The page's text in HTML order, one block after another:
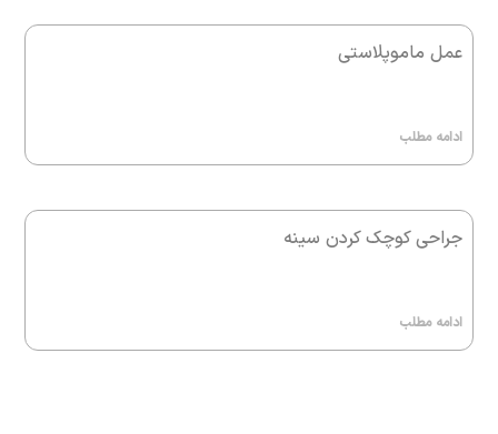
عمل ماموپلاستی
ادامه مطلب
جراحی کوچک کردن سینه
ادامه مطلب